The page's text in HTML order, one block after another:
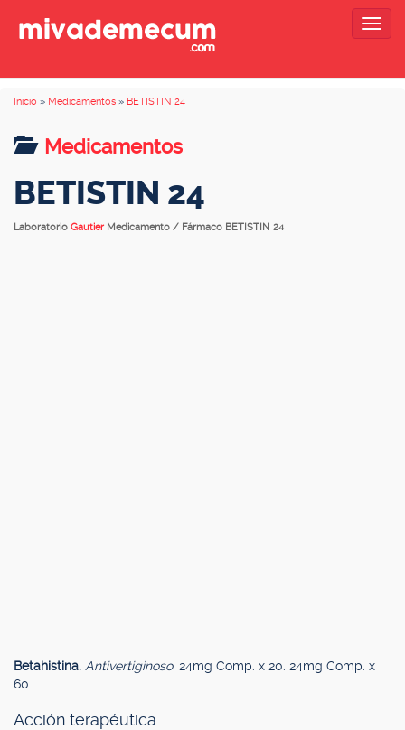
Inicio » Medicamentos » BETISTIN 24
Medicamentos
BETISTIN 24
Laboratorio Gautier Medicamento / Fármaco BETISTIN 24
Betahistina. Antivertiginoso. 24mg Comp. x 20. 24mg Comp. x
60.
Acción terapéutica.